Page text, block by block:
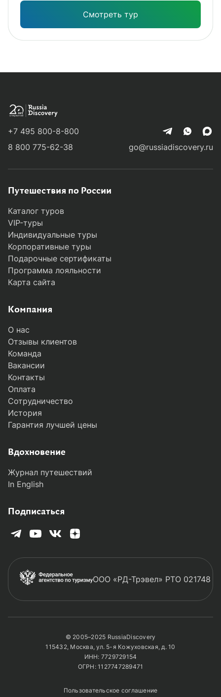
Смотреть тур
MODAL-ARRIVALS
+7 495 800-8-800
8 800 775-62-38
go@russiadiscovery.ru
Путешествия по России
Каталог туров
VIP-туры
Индивидуальные туры
Корпоративные туры
Подарочные сертификаты
Программа лояльности
Карта сайта
Компания
О нас
Отзывы клиентов
Команда
Вакансии
Контакты
Оплата
Сотрудничество
История
Гарантия лучшей цены
Вдохновение
Журнал путешествий
In English
Подписаться
ООО «РД-Трэвел» РТО 021748
© 2005–2025 RussiaDiscovery
115432, Москва, ул. 5-я Кожуховская, д. 10
ИНН: 7729729154
ОГРН: 1127747289471
Пользовательское соглашение